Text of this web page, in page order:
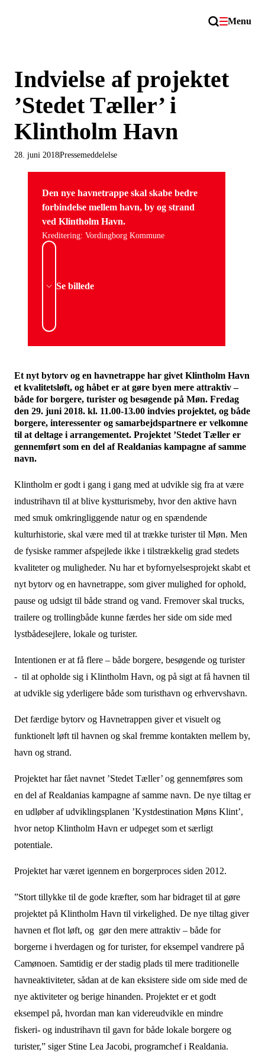
Menu
Indvielse af projektet
’Stedet Tæller’ i
Klintholm Havn
Pressemeddelelse
28. juni 2018
Den nye havnetrappe skal skabe bedre
forbindelse mellem havn, by og strand
ved Klintholm Havn.
Kreditering: Vordingborg Kommune
Se billede
Et nyt bytorv og en havnetrappe har givet Klintholm Havn
et kvalitetsløft, og håbet er at gøre byen mere attraktiv –
både for borgere, turister og besøgende på Møn. Fredag
den 29. juni 2018. kl. 11.00-13.00 indvies projektet, og både
borgere, interessenter og samarbejdspartnere er velkomne
til at deltage i arrangementet. Projektet ’Stedet Tæller er
gennemført som en del af Realdanias kampagne af samme
navn.
Klintholm er godt i gang i gang med at udvikle sig fra at være
industrihavn til at blive kystturismeby, hvor den aktive havn
med smuk omkringliggende natur og en spændende
kulturhistorie, skal være med til at trække turister til Møn. Men
de fysiske rammer afspejlede ikke i tilstrækkelig grad stedets
kvaliteter og muligheder. Nu har et byfornyelsesprojekt skabt et
nyt bytorv og en havnetrappe, som giver mulighed for ophold,
pause og udsigt til både strand og vand. Fremover skal trucks,
trailere og trollingbåde kunne færdes her side om side med
lystbådesejlere, lokale og turister.
Intentionen er at få flere – både borgere, besøgende og turister
- til at opholde sig i Klintholm Havn, og på sigt at få havnen til
at udvikle sig yderligere både som turisthavn og erhvervshavn.
Det færdige bytorv og Havnetrappen giver et visuelt og
funktionelt løft til havnen og skal fremme kontakten mellem by,
havn og strand.
Projektet har fået navnet ’Stedet Tæller’ og gennemføres som
en del af Realdanias kampagne af samme navn. De nye tiltag er
en udløber af udviklingsplanen ’Kystdestination Møns Klint’,
hvor netop Klintholm Havn er udpeget som et særligt
potentiale.
Projektet har været igennem en borgerproces siden 2012.
”Stort tillykke til de gode kræfter, som har bidraget til at gøre
projektet på Klintholm Havn til virkelighed. De nye tiltag giver
havnen et flot løft, og gør den mere attraktiv – både for
borgerne i hverdagen og for turister, for eksempel vandrere på
Camønoen. Samtidig er der stadig plads til mere traditionelle
havneaktiviteter, sådan at de kan eksistere side om side med de
nye aktiviteter og berige hinanden. Projektet er et godt
eksempel på, hvordan man kan videreudvikle en mindre
fiskeri- og industrihavn til gavn for både lokale borgere og
turister,” siger Stine Lea Jacobi, programchef i Realdania.